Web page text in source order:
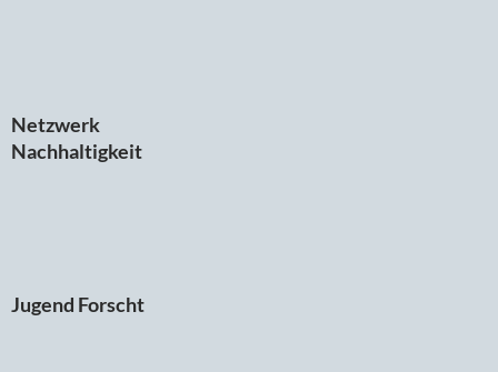
Netzwerk
Nachhaltigkeit
Jugend Forscht